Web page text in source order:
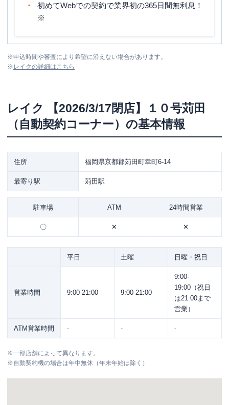
初めてWebでの契約で業界初の365日間無利息！
※
※申込時間や審査により希望に沿えない場合があります。
※ レイクの詳細はこちら
レイク
【2026/3/17閉店】１０号苅田
（自動契約コーナー） の基本情報
住所 福岡県京都郡苅田町幸町6-14
最寄り駅 苅田駅
駐車場 ATM 24時間営業
〇 ✕ ✕
平日 土曜 日曜・祝日
営業時間 9:00-21:00 9:00-21:00
9:00-
19:00（祝日
は21:00まで
営業）
ATM営業時間 - - -
※一部店舗によって異なります。
※自動契約機の場合は年中無休（年末年始は除く）